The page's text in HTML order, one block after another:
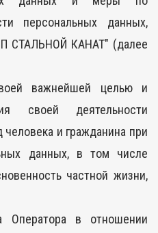
персональных данных,
СТАЛЬНОЙ КАНАТ" (далее
важнейшей целью и
своей деятельности
и гражданина при
данных, в том числе
частной жизни,
Оператора в отношении